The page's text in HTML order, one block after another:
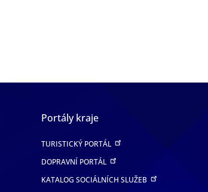
Portály kraje
TURISTICKÝ PORTÁL
DOPRAVNÍ PORTÁL
KATALOG SOCIÁLNÍCH SLUŽEB